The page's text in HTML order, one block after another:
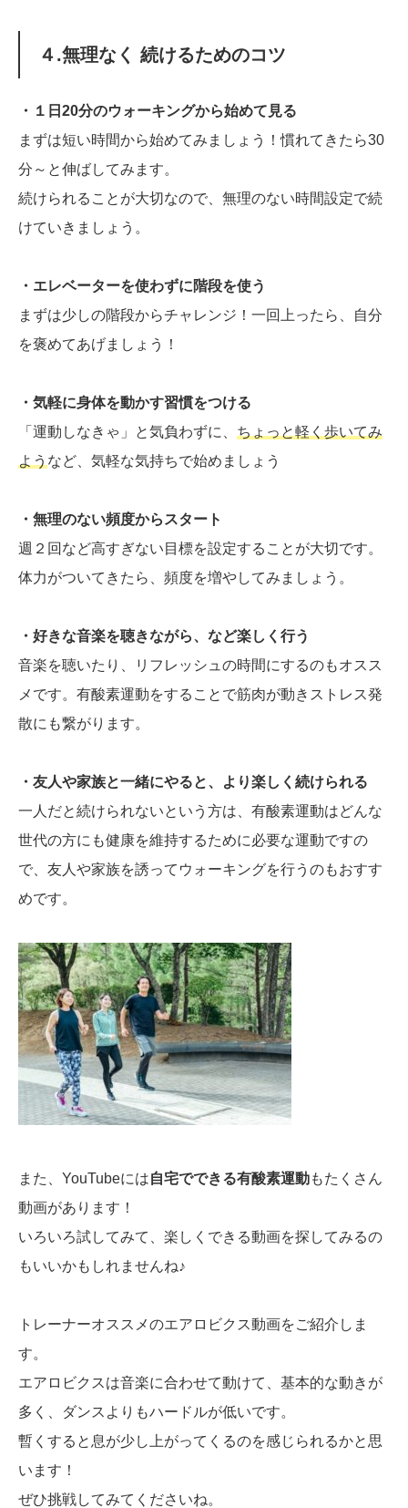
４.無理なく 続けるためのコツ
・１日20分のウォーキングから始めて見る
まずは短い時間から始めてみましょう！慣れてきたら30
分～と伸ばしてみます。
続けられることが大切なので、無理のない時間設定で続
けていきましょう。
・エレベーターを使わずに階段を使う
まずは少しの階段からチャレンジ！一回上ったら、自分
を褒めてあげましょう！
・気軽に身体を動かす習慣をつける
「運動しなきゃ」と気負わずに、 ちょっと軽く歩いてみ
よう など、気軽な気持ちで始めましょう
・無理のない頻度からスタート
週２回など高すぎない目標を設定することが大切です。
体力がついてきたら、頻度を増やしてみましょう。
・好きな音楽を聴きながら、など楽しく行う
音楽を聴いたり、リフレッシュの時間にするのもオスス
メです。有酸素運動をすることで筋肉が動きストレス発
散にも繋がります。
・友人や家族と一緒にやると、より楽しく続けられる
一人だと続けられないという方は、有酸素運動はどんな
世代の方にも健康を維持するために必要な運動ですの
で、友人や家族を誘ってウォーキングを行うのもおすす
めです。
また、YouTubeには自宅でできる有酸素運動もたくさん
動画があります！
いろいろ試してみて、楽しくできる動画を探してみるの
もいいかもしれませんね♪
トレーナーオススメのエアロビクス動画をご紹介しま
す。
エアロビクスは音楽に合わせて動けて、基本的な動きが
多く、ダンスよりもハードルが低いです。
暫くすると息が少し上がってくるのを感じられるかと思
います！
ぜひ挑戦してみてくださいね。